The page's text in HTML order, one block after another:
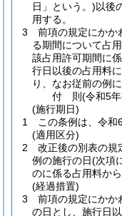
日」という。)以後
用する。
3
前項の規定にかか
る期間について占
該占用許可期間に
行日以後の占用料
り、なお従前の例に
付 則(令和5年
(施行期日)
1
この条例は、令和
(適用区分)
2
改正後の別表の規
例の施行の日(次項
のに係る占用料から
(経過措置)
3
前項の規定にかか
の日とし、施行日